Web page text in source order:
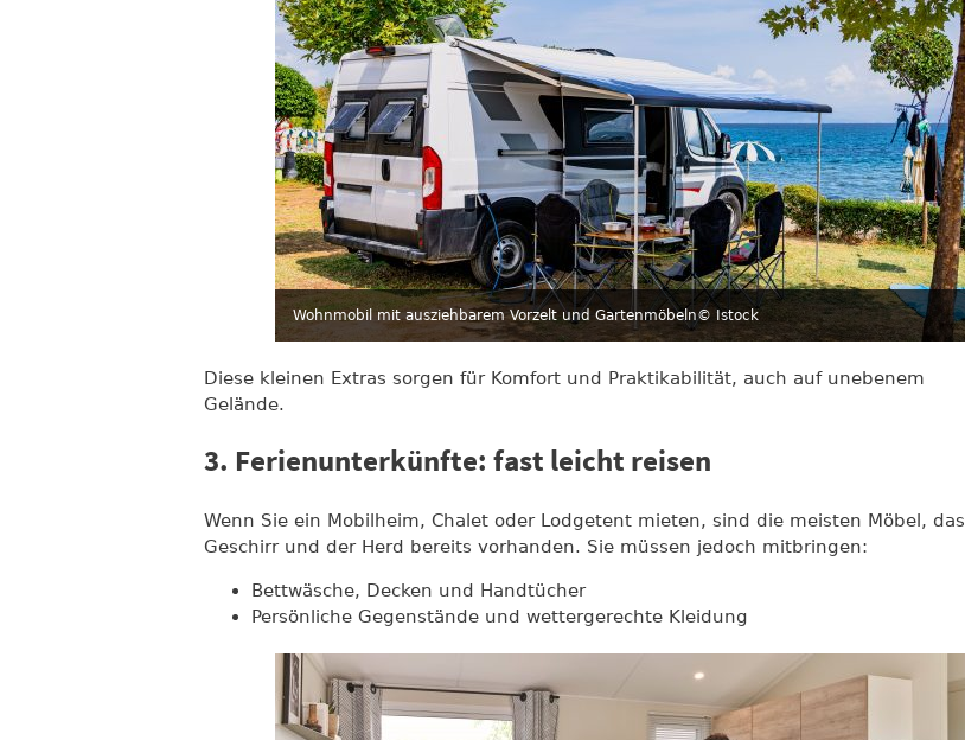
Wohnmobil mit ausziehbarem Vorzelt und Gartenmöbeln© Istock
Diese kleinen Extras sorgen für Komfort und Praktikabilität, auch auf unebenem
Gelände.
3. Ferienunterkünfte: fast leicht reisen
Wenn Sie ein Mobilheim, Chalet oder Lodgetent mieten, sind die meisten Möbel, das
Geschirr und der Herd bereits vorhanden. Sie müssen jedoch mitbringen:
Bettwäsche, Decken und Handtücher
Persönliche Gegenstände und wettergerechte Kleidung